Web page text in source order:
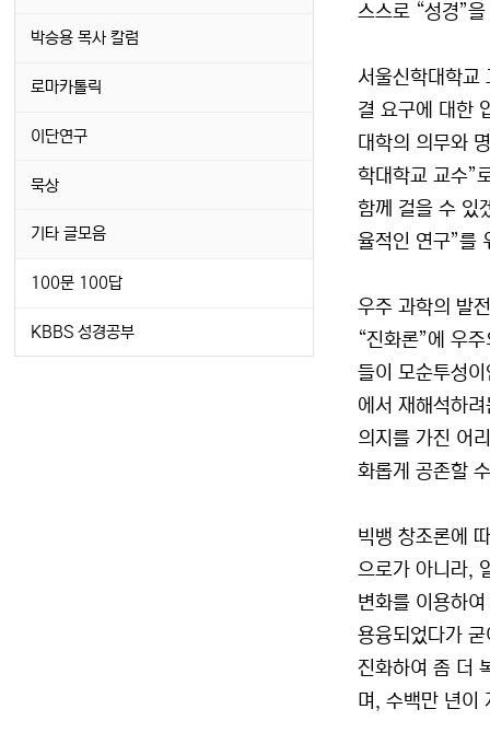
스스로 “성경”
서울신학대학교
결 요구에 대한
대학의 의무와
학대학교 교수”
함께 걸을 수 있
율적인 연구”를
우주 과학의 발
“진화론”에 우
들이 모순투성
에서 재해석하
의지를 가진 어
화롭게 공존할
빅뱅 창조론에
으로가 아니라,
변화를 이용하
용융되었다가
진화하여 좀 더
며, 수백만 년이
박승용 목사 칼럼
로마카톨릭
이단연구
묵상
기타 글모음
100문 100답
KBBS 성경공부